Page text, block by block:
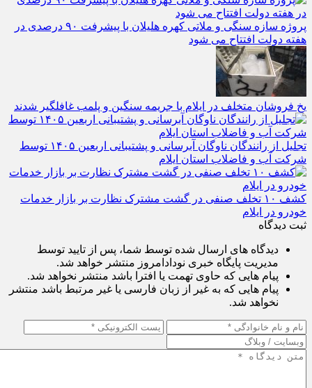
پروژه سازه سنگی و ملاتی کهره هلیلان با پیشرفت ۹۰ درصدی در
هفته دولت افتتاح می شود
یخ‌ فروشان متخلف در ایلام با جریمه سنگین و پلمب غافلگیر شدند
تجلیل از رانندگان ناوگان آبرسانی و پشتیبانی اربعین ۱۴۰۵ توسط
شرکت آب و فاضلاب استان ایلام
کشف ۱۰ تخلف صنفی در گشت مشترک نظارت بر بازار خدمات
خودرو در ایلام
ثبت دیدگاه
دیدگاه های ارسال شده توسط شما، پس از تایید توسط
مدیریت پایگاه خبری نودادامروز منتشر خواهد شد.
پیام هایی که حاوی تهمت یا افترا باشد منتشر نخواهد شد.
پیام هایی که به غیر از زبان فارسی یا غیر مرتبط باشد منتشر
نخواهد شد.